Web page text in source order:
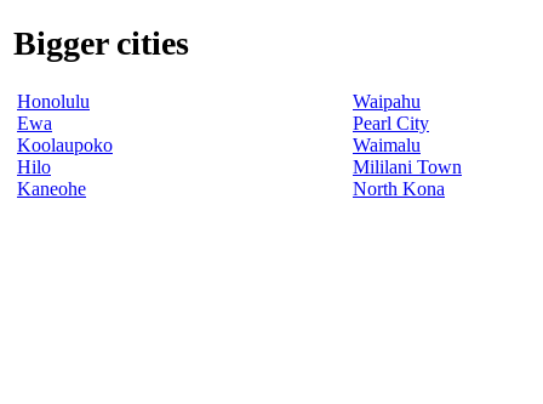
Bigger cities
Honolulu
Ewa
Koolaupoko
Hilo
Kaneohe
Waipahu
Pearl City
Waimalu
Mililani Town
North Kona